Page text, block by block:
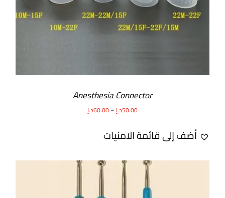
Anesthesia Connector
50.00د.إ–
60.00د.إ
أضف إلى قائمة الامنيات